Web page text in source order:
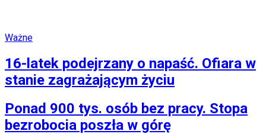
Ważne
16-latek podejrzany o napaść. Ofiara w
stanie zagrażającym życiu
Ponad 900 tys. osób bez pracy. Stopa
bezrobocia poszła w górę